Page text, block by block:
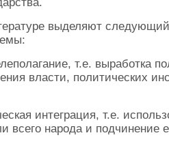
выделяют
т.е. выработка
власти, политических
интеграция, т.е.
всего народа и подчинение